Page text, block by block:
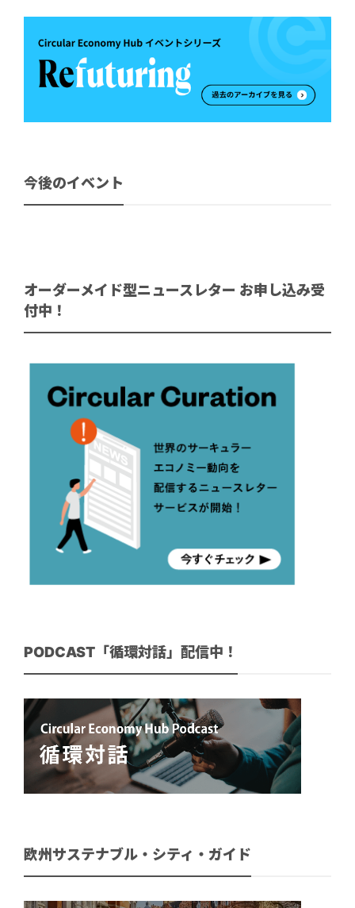
今後のイベント
オーダーメイド型ニュースレター お申し込み受
付中！
PODCAST「循環対話」配信中！
欧州サステナブル・シティ・ガイド